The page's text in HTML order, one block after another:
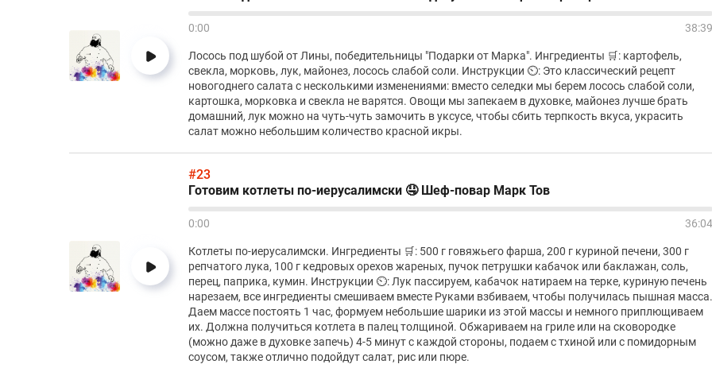
0:00 38:39
Лосось под шубой от Лины, победительницы "Подарки от Марка". Ингредиенты 🛒: картофель,
свекла, морковь, лук, майонез, лосось слабой соли. Инструкции ⏲️: Это классический рецепт
новогоднего салата с несколькими изменениями: вместо селедки мы берем лосось слабой соли,
картошка, морковка и свекла не варятся. Овощи мы запекаем в духовке, майонез лучше брать
домашний, лук можно на чуть-чуть замочить в уксусе, чтобы сбить терпкость вкуса, украсить
салат можно небольшим количество красной икры.
#23
Готовим котлеты по-иерусалимски 🤤 Шеф-повар Марк Тов
0:00 36:04
Котлеты по-иерусалимски. Ингредиенты 🛒: 500 г говяжьего фарша, 200 г куриной печени, 300 г
репчатого лука, 100 г кедровых орехов жареных, пучок петрушки кабачок или баклажан, соль,
перец, паприка, кумин. Инструкции ⏲️: Лук пассируем, кабачок натираем на терке, куриную печень
нарезаем, все ингредиенты смешиваем вместе Руками взбиваем, чтобы получилась пышная масса.
Даем массе постоять 1 час, формуем небольшие шарики из этой массы и немного приплющиваем
их. Должна получиться котлета в палец толщиной. Обжариваем на гриле или на сковородке
(можно даже в духовке запечь) 4-5 минут с каждой стороны, подаем с тхиной или с помидорным
соусом, также отлично подойдут салат, рис или пюре.